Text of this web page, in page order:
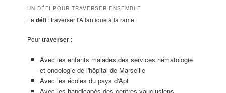
UN DÉFI POUR TRAVERSER ENSEMBLE
Ledéfi : traverser l'Atlantique à la rame
Pourtraverser :
Avec les enfants malades des services hématologie
et oncologie de l'hôpital de Marseille
Avec les écoles du pays d'Apt